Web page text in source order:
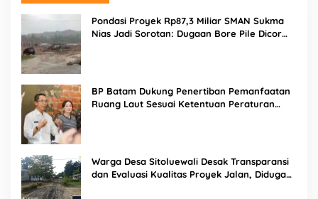
Pondasi Proyek Rp87,3 Miliar SMAN Sukma
Nias Jadi Sorotan: Dugaan Bore Pile Dicor
BP Batam Dukung Penertiban Pemanfaatan
Ruang Laut Sesuai Ketentuan Peraturan
Warga Desa Sitoluewali Desak Transparansi
dan Evaluasi Kualitas Proyek Jalan, Diduga